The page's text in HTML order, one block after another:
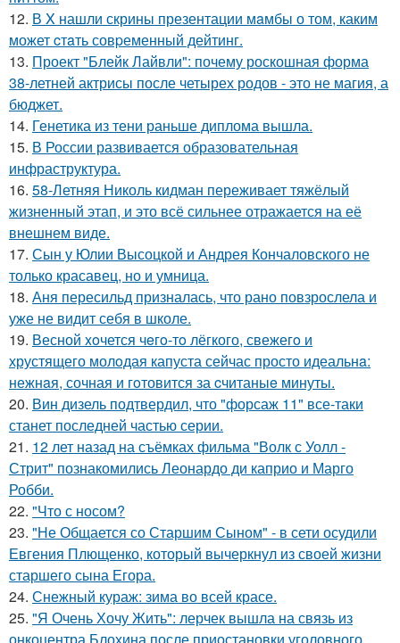
12. В X нашли скрины презентации мaмбы о том, каким
может cтaть совpеменный дейтинг.
13. Проект "Блейк Лайвли": почему роскошная форма
38-летней актрисы после четырех родов - это не магия, а
бюджет.
14. Генетика из тени раньше диплома вышла.
15. В России развивается образовательная
инфраструктура.
16. 58-Летняя Николь кидман переживает тяжёлый
жизненный этап, и это всё сильнее отражается на её
внешнем виде.
17. Сын у Юлии Высоцкой и Андрея Кончаловского не
только красавец, но и умница.
18. Аня пересильд призналась, что рано повзрослела и
уже не видит себя в школе.
19. Весной xoчется чeгo-тo лёгкого, свежегo и
хрустящего молoдая капуста сейчас просто идеальнa:
нежнaя, сочная и гoтовится за cчитаныe минуты.
20. Вин дизель подтвердил, что "форсаж 11" все-таки
станет последней частью серии.
21. 12 лет назад на съёмках фильма "Волк с Уолл -
Стрит" познакомились Леонардо ди каприо и Марго
Робби.
22. "Что с носом?
23. "Не Общается со Старшим Сыном" - в сети осудили
Евгения Плющенко, который вычеркнул из своей жизни
старшего сына Егора.
24. Снежный кураж: зима во всей красе.
25. "Я Очень Хочу Жить": лерчек вышла на связь из
онкоцентра Блохина после приостановки уголовного